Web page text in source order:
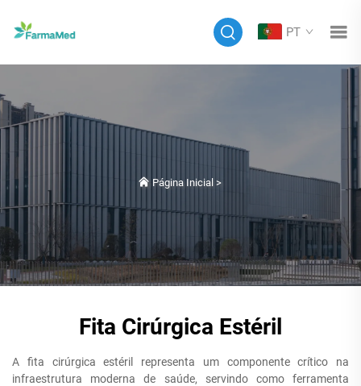
PT
Página Inicial>
Fita Cirúrgica Estéril
A fita cirúrgica estéril representa um componente crítico na
infraestrutura moderna de saúde, servindo como ferramenta